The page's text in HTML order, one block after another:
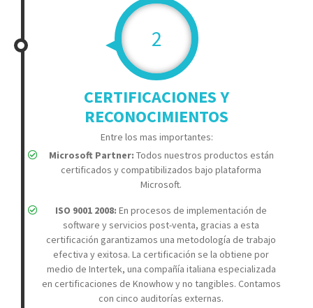
2
CERTIFICACIONES Y
RECONOCIMIENTOS
Entre los mas importantes:
Microsoft Partner: Todos nuestros productos están
certificados y compatibilizados bajo plataforma
Microsoft.
ISO 9001 2008: En procesos de implementación de
software y servicios post-venta, gracias a esta
certificación garantizamos una metodología de trabajo
efectiva y exitosa. La certificación se la obtiene por
medio de Intertek, una compañía italiana especializada
en certificaciones de Knowhow y no tangibles. Contamos
con cinco auditorías externas.